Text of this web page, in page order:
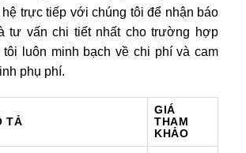
trực tiếp với chúng tôi để nhận báo
tư vấn chi tiết nhất cho trường hợp
tôi luôn minh bạch về chi phí và cam
phụ phí.
TẢ
GIÁ
THAM
KHẢO